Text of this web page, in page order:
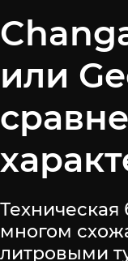
или
Техническая
многом
литровыми